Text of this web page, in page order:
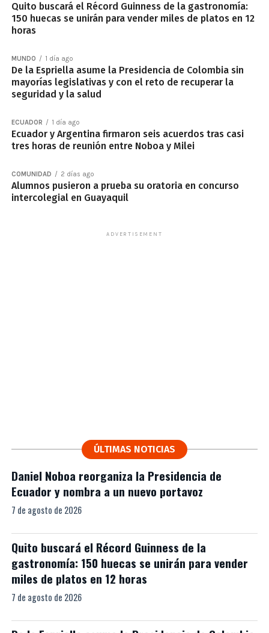
Quito buscará el Récord Guinness de la gastronomía:
150 huecas se unirán para vender miles de platos en 12
horas
MUNDO 1 día ago
De la Espriella asume la Presidencia de Colombia sin
mayorías legislativas y con el reto de recuperar la
seguridad y la salud
ECUADOR 1 día ago
Ecuador y Argentina firmaron seis acuerdos tras casi
tres horas de reunión entre Noboa y Milei
COMUNIDAD 2 días ago
Alumnos pusieron a prueba su oratoria en concurso
intercolegial en Guayaquil
ADVERTISEMENT
ÚLTIMAS NOTICIAS
Daniel Noboa reorganiza la Presidencia de
Ecuador y nombra a un nuevo portavoz
7 de agosto de 2026
Quito buscará el Récord Guinness de la
gastronomía: 150 huecas se unirán para vender
miles de platos en 12 horas
7 de agosto de 2026